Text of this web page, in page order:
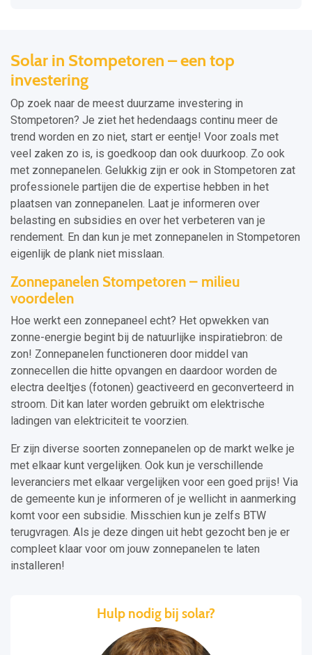
Solar in Stompetoren – een top
investering
Op zoek naar de meest duurzame investering in
Stompetoren? Je ziet het hedendaags continu meer de
trend worden en zo niet, start er eentje! Voor zoals met
veel zaken zo is, is goedkoop dan ook duurkoop. Zo ook
met zonnepanelen. Gelukkig zijn er ook in Stompetoren zat
professionele partijen die de expertise hebben in het
plaatsen van zonnepanelen. Laat je informeren over
belasting en subsidies en over het verbeteren van je
rendement. En dan kun je met zonnepanelen in Stompetoren
eigenlijk de plank niet misslaan.
Zonnepanelen Stompetoren – milieu
voordelen
Hoe werkt een zonnepaneel echt? Het opwekken van
zonne-energie begint bij de natuurlijke inspiratiebron: de
zon! Zonnepanelen functioneren door middel van
zonnecellen die hitte opvangen en daardoor worden de
electra deeltjes (fotonen) geactiveerd en geconverteerd in
stroom. Dit kan later worden gebruikt om elektrische
ladingen van elektriciteit te voorzien.
Er zijn diverse soorten zonnepanelen op de markt welke je
met elkaar kunt vergelijken. Ook kun je verschillende
leveranciers met elkaar vergelijken voor een goed prijs! Via
de gemeente kun je informeren of je wellicht in aanmerking
komt voor een subsidie. Misschien kun je zelfs BTW
terugvragen. Als je deze dingen uit hebt gezocht ben je er
compleet klaar voor om jouw zonnepanelen te laten
installeren!
Hulp nodig bij solar?